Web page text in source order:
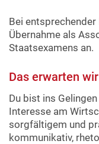
Bei
Übernahme als
Staatsexamens an.
Das erwarten
Du bist ins
Interesse am
sorgfältigem und
kommunikativ,